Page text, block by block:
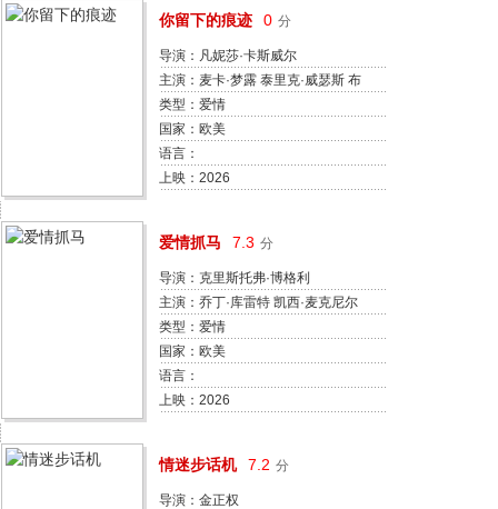
你留下的痕迹 0 分
导演：凡妮莎·卡斯威尔
主演：麦卡·梦露 泰里克·威瑟斯 布
莱德利·惠特福德 劳伦·格拉汉姆 希
拉里·杰迪妮 詹妮弗·罗伯逊
类型：爱情
国家：欧美
语言：
上映：2026
爱情抓马 7.3 分
导演：克里斯托弗·博格利
主演：乔丁·库雷特 凯西·麦克尼尔
马克斯·德德里安 卡拉·科尔南·约瑟
夫 艾可·坎贝尔 格瑞·科恩 蔡斯·布
雷索夫 肖恩·福格蒂 克里斯托弗·C·
詹姆斯 蒂埃雷·迪亚斯 马修·J·麦克
阿伯特 佐伊·温特斯 海利·盖茨 阿拉
娜
类型：爱情
国家：欧美
语言：
上映：2026
情迷步话机 7.2 分
导演：金正权